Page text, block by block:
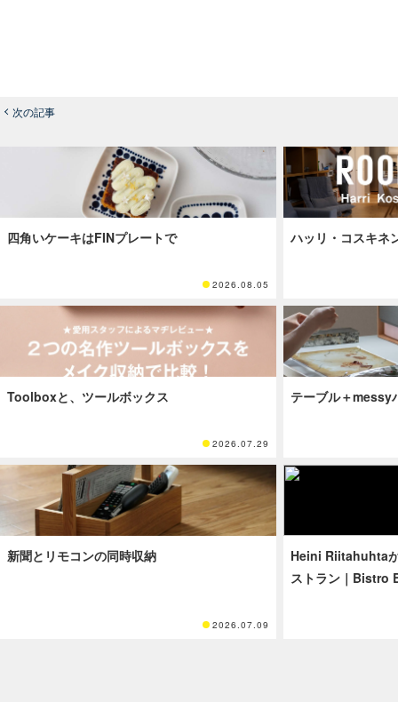
次の記事
四角いケーキはFINプレートで
2026.08.05
ハッリ・コスキネ
Toolboxと、ツールボックス
2026.07.29
テーブル＋messy
新聞とリモコンの同時収納
2026.07.09
Heini Riitahuhta
ストラン｜Bistro